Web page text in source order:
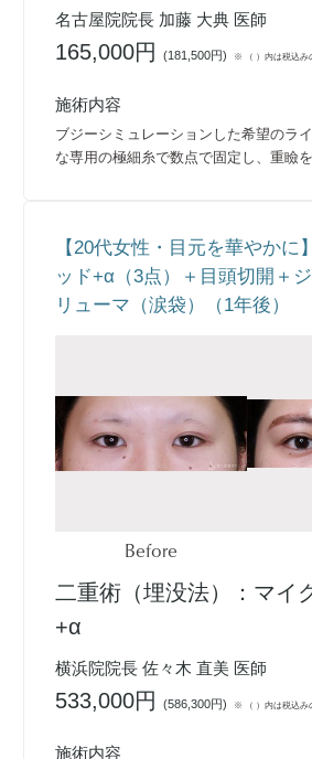
名古屋院院長 加藤 大典 医師
165,000円(181,500円) ※ （ ）内は税込み
施術内容
ブジーシミュレーションした希望のラ
な専用の極細糸で数点で固定し、重瞼を
【20代女性・目元を華やかに
ッド+α（3点）＋目頭切開＋
リューマ（涙袋）（1年後）
Before
二重術（埋没法）：マイ
+α
横浜院院長 佐々木 直美 医師
533,000円(586,300円) ※ （ ）内は税込み
施術内容